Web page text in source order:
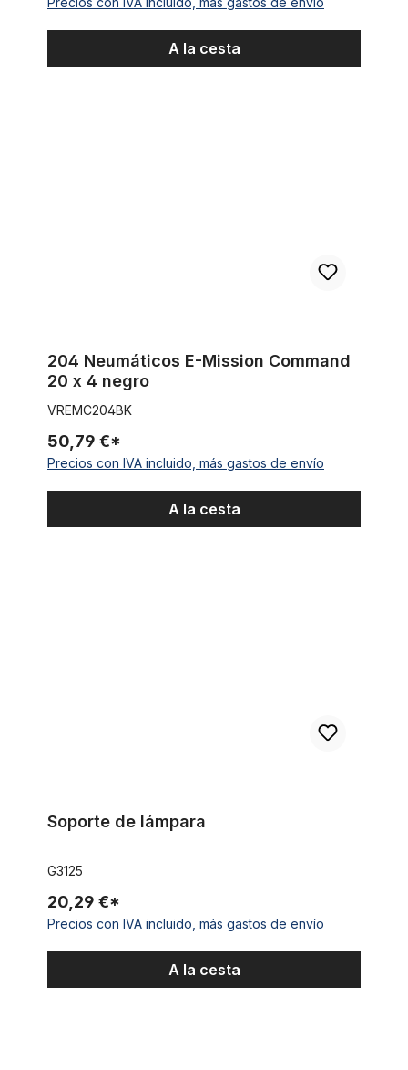
A la cesta
204 Neumáticos E-Mission Command
20 x 4 negro
VREMC204BK
50,79 €*
Precios con IVA incluido, más gastos de envío
A la cesta
Soporte de lámpara
G3125
20,29 €*
Precios con IVA incluido, más gastos de envío
A la cesta